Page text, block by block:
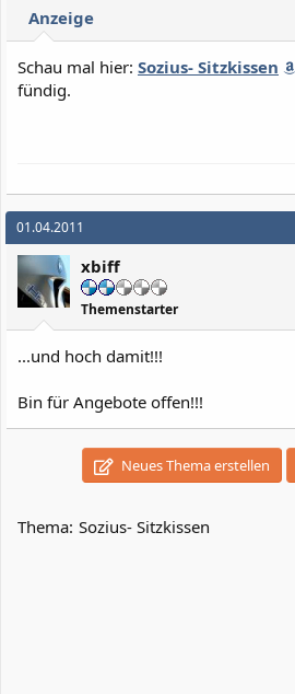
Anzeige
Schau mal hier: Sozius- Sitzkissen
fündig.
01.04.2011
xbiff
Themenstarter
...und hoch damit!!!
Bin für Angebote offen!!!
Neues Thema erstellen
Thema: Sozius- Sitzkissen